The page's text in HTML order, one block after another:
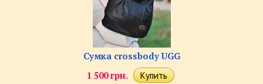
Сумка crossbody UGG
1 500 грн.